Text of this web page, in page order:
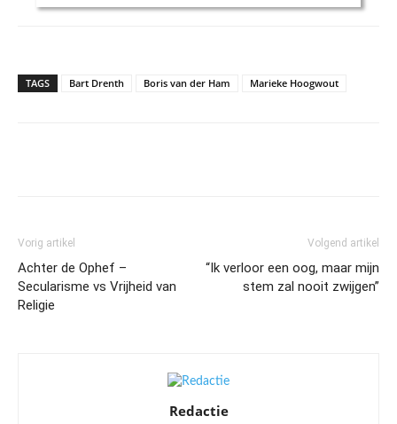
TAGS Bart Drenth Boris van der Ham Marieke Hoogwout
Vorig artikel
Achter de Ophef –
Secularisme vs Vrijheid van
Religie
Volgend artikel
“Ik verloor een oog, maar mijn
stem zal nooit zwijgen”
Redactie